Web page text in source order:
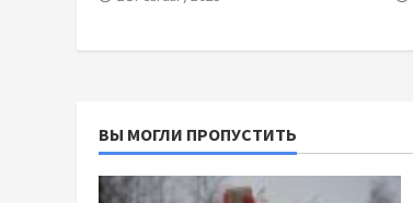
ВЫ МОГЛИ ПРОПУСТИТЬ